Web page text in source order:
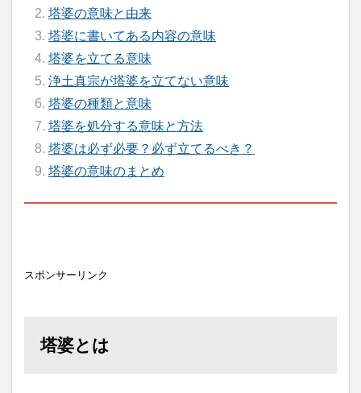
塔婆の意味と由来
塔婆に書いてある内容の意味
塔婆を立てる意味
浄土真宗が塔婆を立てない意味
塔婆の種類と意味
塔婆を処分する意味と方法
塔婆は必ず必要？必ず立てるべき？
塔婆の意味のまとめ
スポンサーリンク
塔婆とは